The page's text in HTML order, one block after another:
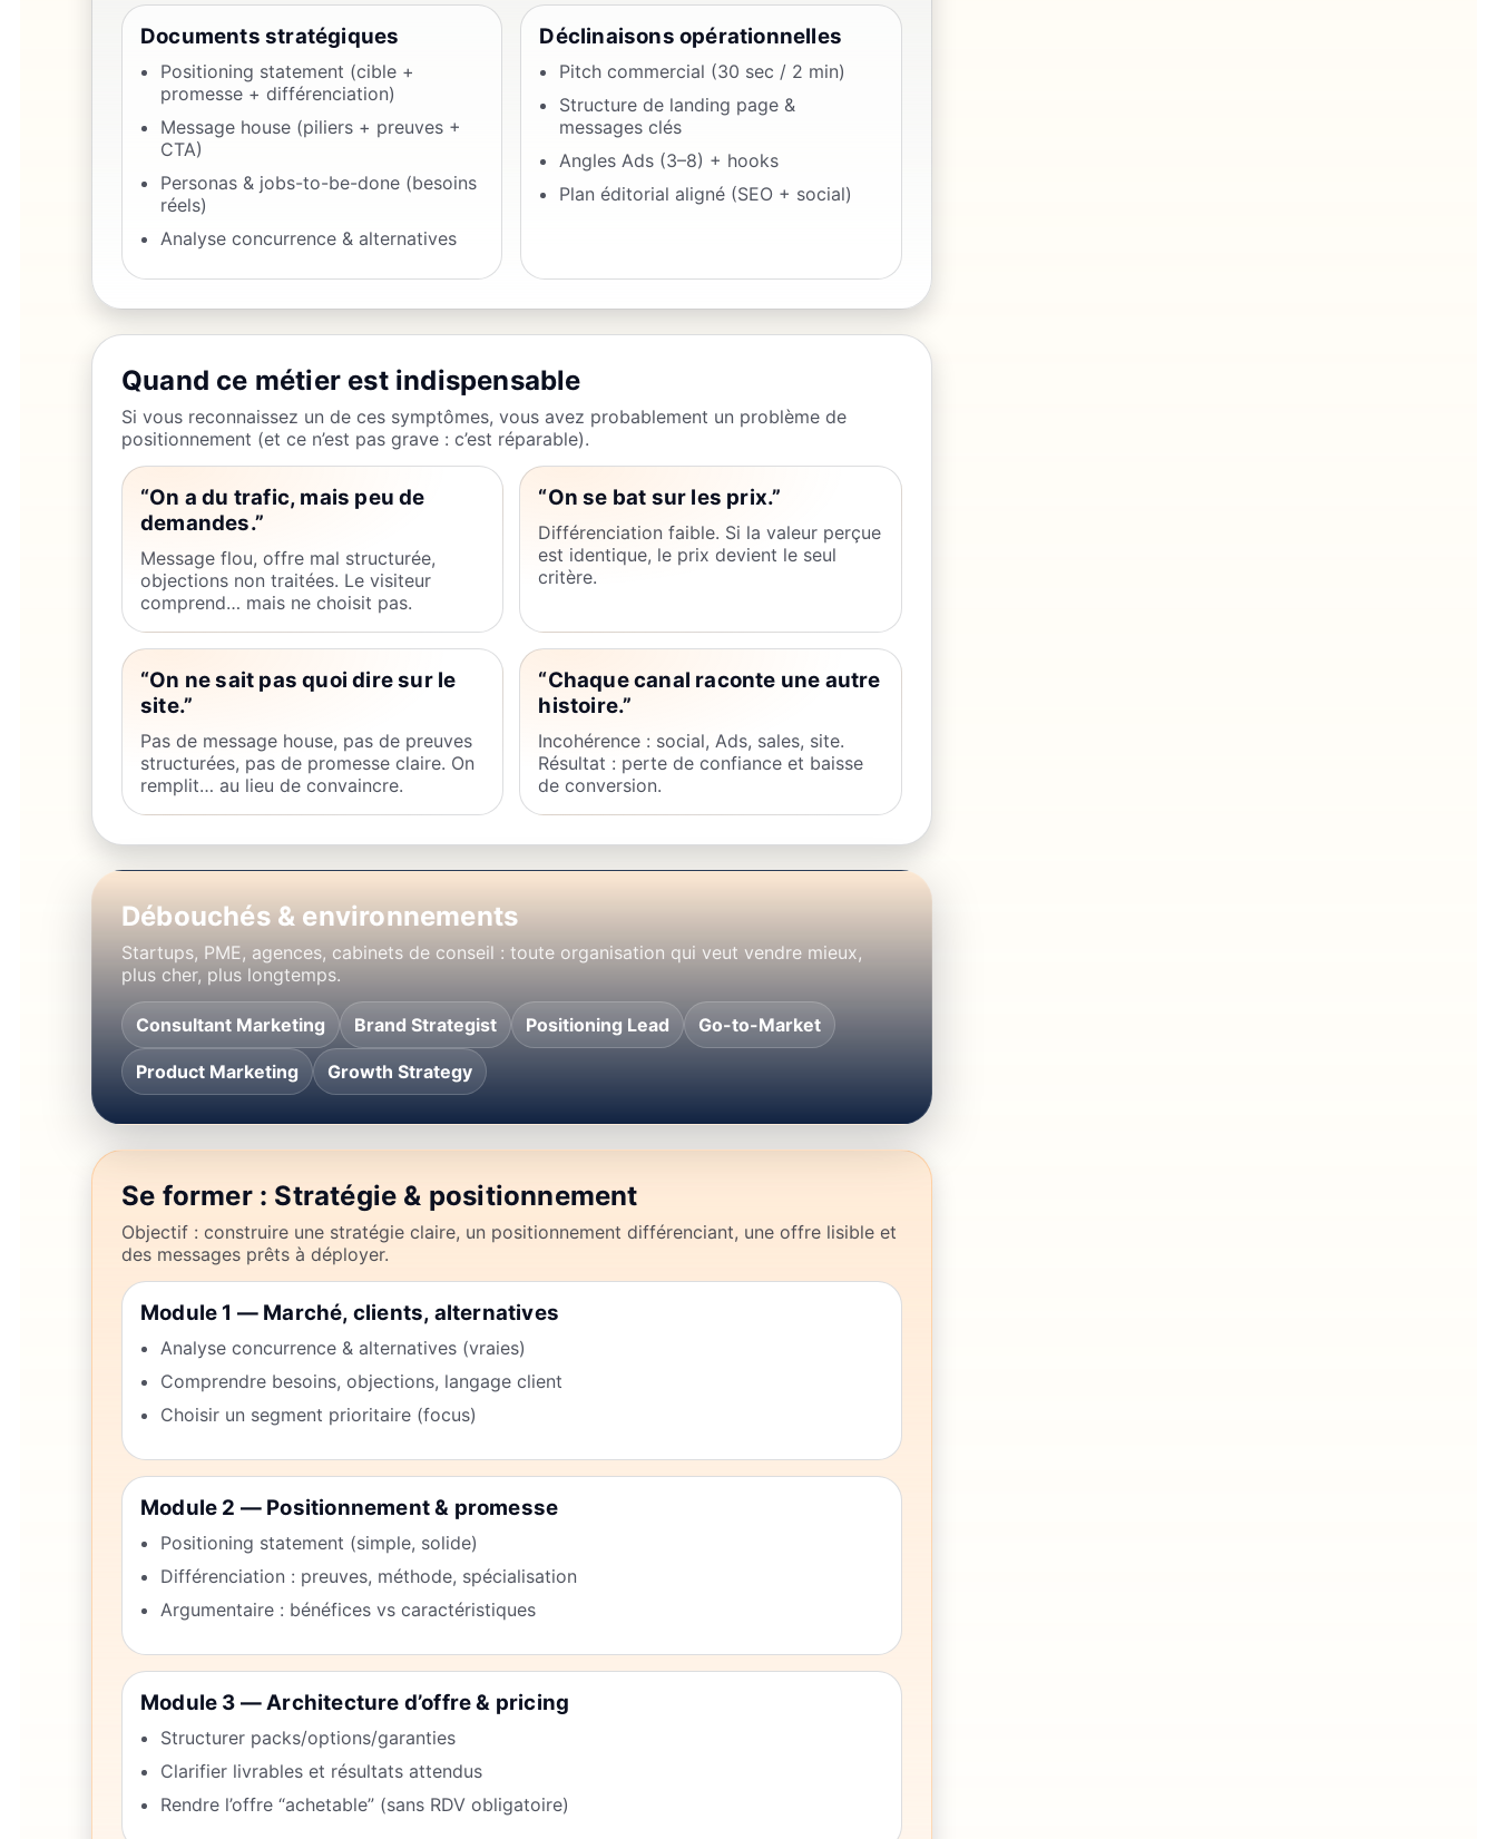
Documents stratégiques
Positioning statement (cible +
promesse + différenciation)
Message house (piliers + preuves +
CTA)
Personas & jobs-to-be-done (besoins
réels)
Analyse concurrence & alternatives
Déclinaisons opérationnelles
Pitch commercial (30 sec / 2 min)
Structure de landing page &
messages clés
Angles Ads (3–8) + hooks
Plan éditorial aligné (SEO + social)
Quand ce métier est indispensable
Si vous reconnaissez un de ces symptômes, vous avez probablement un problème de
positionnement (et ce n’est pas grave : c’est réparable).
“On a du trafic, mais peu de
demandes.”
Message flou, offre mal structurée,
objections non traitées. Le visiteur
comprend… mais ne choisit pas.
“On se bat sur les prix.”
Différenciation faible. Si la valeur perçue
est identique, le prix devient le seul
critère.
“On ne sait pas quoi dire sur le
site.”
Pas de message house, pas de preuves
structurées, pas de promesse claire. On
remplit… au lieu de convaincre.
“Chaque canal raconte une autre
histoire.”
Incohérence : social, Ads, sales, site.
Résultat : perte de confiance et baisse
de conversion.
Débouchés & environnements
Startups, PME, agences, cabinets de conseil : toute organisation qui veut vendre mieux,
plus cher, plus longtemps.
Consultant Marketing Brand Strategist Positioning Lead Go-to-Market
Product Marketing Growth Strategy
Se former : Stratégie & positionnement
Objectif : construire une stratégie claire, un positionnement différenciant, une offre lisible et
des messages prêts à déployer.
Module 1 — Marché, clients, alternatives
Analyse concurrence & alternatives (vraies)
Comprendre besoins, objections, langage client
Choisir un segment prioritaire (focus)
Module 2 — Positionnement & promesse
Positioning statement (simple, solide)
Différenciation : preuves, méthode, spécialisation
Argumentaire : bénéfices vs caractéristiques
Module 3 — Architecture d’offre & pricing
Structurer packs/options/garanties
Clarifier livrables et résultats attendus
Rendre l’offre “achetable” (sans RDV obligatoire)